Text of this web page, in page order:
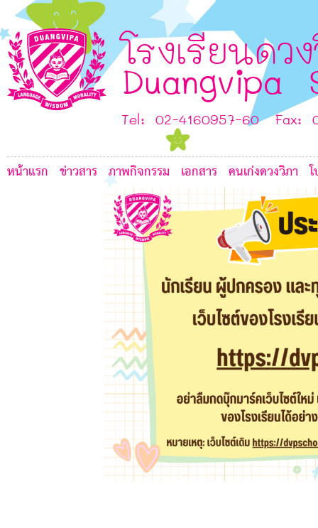
โรงเรียนดว
Duangvipa
Tel: 02-4160957-60 Fax:
หน้าแรก ข่าวสาร ภาพกิจกรรม เอกสาร คนเก่งดวงวิภา
6
6
K